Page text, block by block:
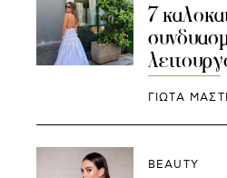
7
ΓΙΩΤΑ
BEAUTY